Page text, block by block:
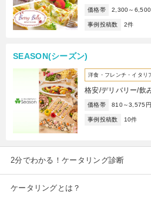
価格帯 2,300～6,500
事例投稿数 2件
SEASON(シーズン)
洋食・フレンチ・イタリ
格安/デリバリー/飲
価格帯 810～3,575円
事例投稿数 10件
2分でわかる！ケータリング診断
ケータリングとは？